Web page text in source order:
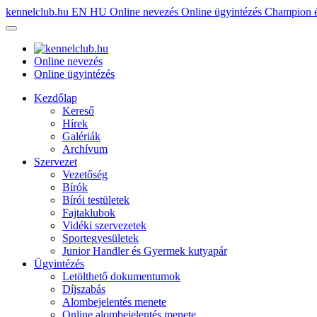
kennelclub.hu EN HU Online nevezés Online ügyintézés Champion
Online nevezés
Online ügyintézés
Kezdőlap
Kereső
Hírek
Galériák
Archívum
Szervezet
Vezetőség
Bírók
Bírói testületek
Fajtaklubok
Vidéki szervezetek
Sportegyesületek
Junior Handler és Gyermek kutyapár
Ügyintézés
Letölthető dokumentumok
Díjszabás
Alombejelentés menete
Online alombejelentés menete